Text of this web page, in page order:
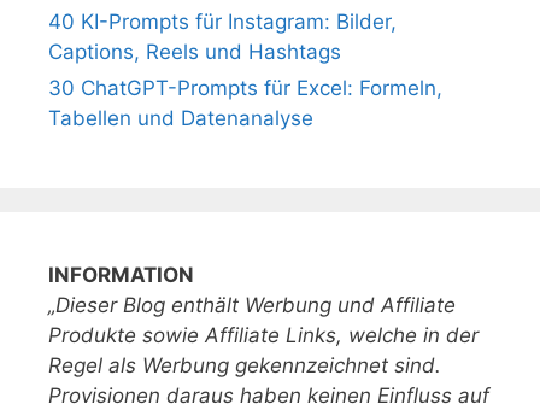
40 KI-Prompts für Instagram: Bilder,
Captions, Reels und Hashtags
30 ChatGPT-Prompts für Excel: Formeln,
Tabellen und Datenanalyse
INFORMATION
„Dieser Blog enthält Werbung und Affiliate
Produkte sowie Affiliate Links, welche in der
Regel als Werbung gekennzeichnet sind.
Provisionen daraus haben keinen Einfluss auf